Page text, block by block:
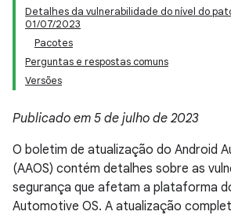
Detalhes da vulnerabilidade do nível do
01/07/2023
Pacotes
Perguntas e respostas comuns
Versões
Publicado em 5 de julho de 2023
O boletim de atualização do Android
(AAOS) contém detalhes sobre as
segurança que afetam a plataforma
Automotive OS. A atualização